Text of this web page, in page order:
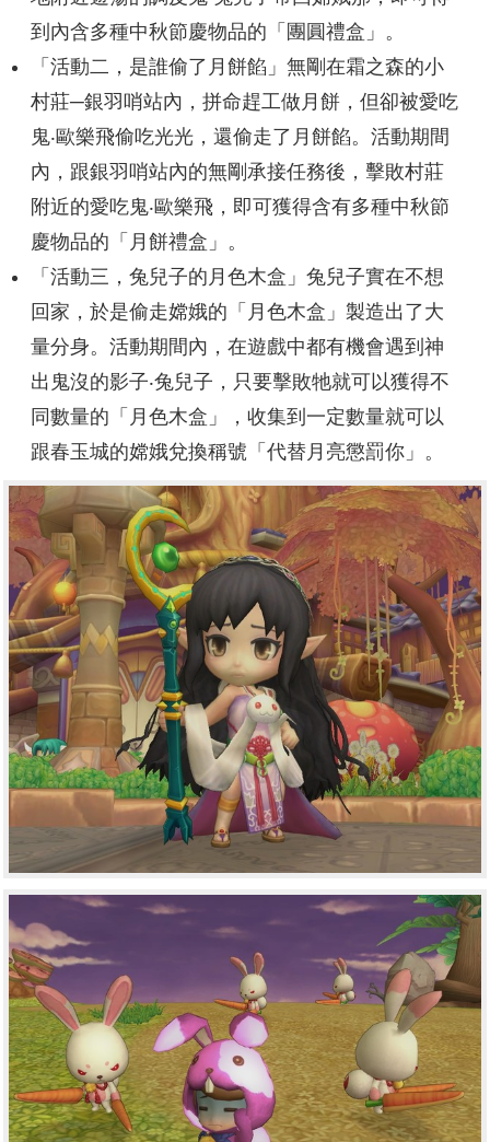
到內含多種中秋節慶物品的「團圓禮盒」。
「活動二，是誰偷了月餅餡」無剛在霜之森的小
村莊─銀羽哨站內，拼命趕工做月餅，但卻被愛吃
鬼‧歐樂飛偷吃光光，還偷走了月餅餡。活動期間
內，跟銀羽哨站內的無剛承接任務後，擊敗村莊
附近的愛吃鬼‧歐樂飛，即可獲得含有多種中秋節
慶物品的「月餅禮盒」。
「活動三，兔兒子的月色木盒」兔兒子實在不想
回家，於是偷走嫦娥的「月色木盒」製造出了大
量分身。活動期間內，在遊戲中都有機會遇到神
出鬼沒的影子‧兔兒子，只要擊敗牠就可以獲得不
同數量的「月色木盒」，收集到一定數量就可以
跟春玉城的嫦娥兌換稱號「代替月亮懲罰你」。